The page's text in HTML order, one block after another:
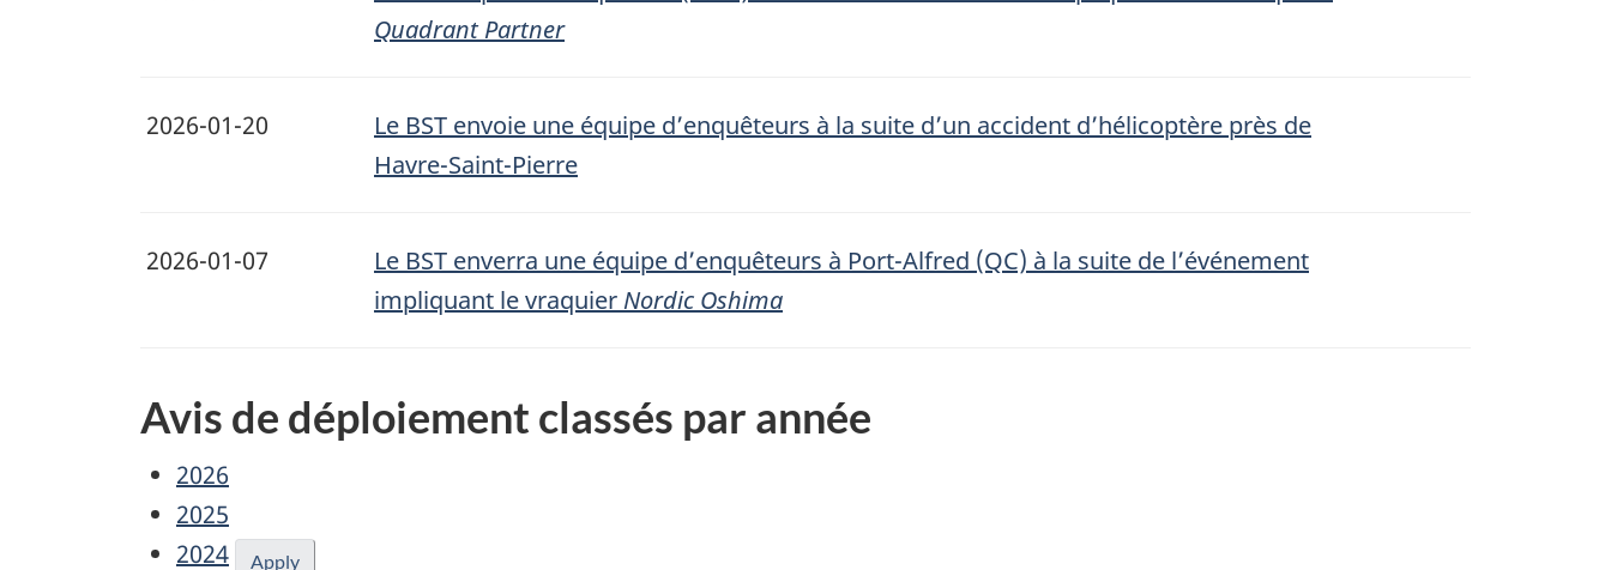
Quadrant Partner
2026-01-20
Le BST envoie une équipe d’enquêteurs à la suite d’un accident d’hélicoptère près de
Havre-Saint-Pierre
2026-01-07
Le BST enverra une équipe d’enquêteurs à Port-Alfred (QC) à la suite de l’événement
impliquant le vraquier Nordic Oshima
Avis de déploiement classés par année
2026
2025
2024
Apply